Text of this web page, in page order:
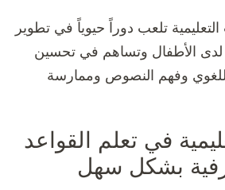
تلعب دوراً حيوياً في تطوير
لدى الأطفال وتساهم في تحسين
وفهم النصوص وممارسة
في تعلم القواعد
بشكل سهل